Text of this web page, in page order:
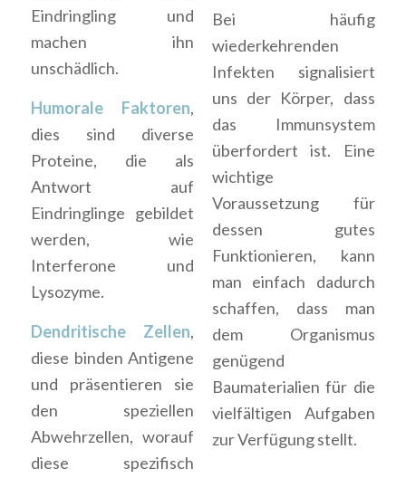
Eindringling und
machen ihn
unschädlich.
Humorale Faktoren,
dies sind diverse
Proteine, die als
Antwort auf
Eindringlinge gebildet
werden, wie
Interferone und
Lysozyme.
Dendritische Zellen,
diese binden Antigene
und präsentieren sie
den speziellen
Abwehrzellen, worauf
diese spezifisch
Bei häufig
wiederkehrenden
Infekten signalisiert
uns der Körper, dass
das Immunsystem
überfordert ist. Eine
wichtige
Voraussetzung für
dessen gutes
Funktionieren, kann
man einfach dadurch
schaffen, dass man
dem Organismus
genügend
Baumaterialien für die
vielfältigen Aufgaben
zur Verfügung stellt.